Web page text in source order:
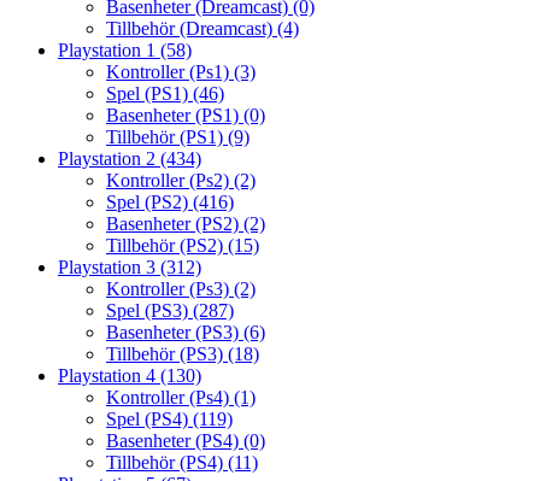
Basenheter (Dreamcast) (0)
Tillbehör (Dreamcast) (4)
Playstation 1 (58)
Kontroller (Ps1) (3)
Spel (PS1) (46)
Basenheter (PS1) (0)
Tillbehör (PS1) (9)
Playstation 2 (434)
Kontroller (Ps2) (2)
Spel (PS2) (416)
Basenheter (PS2) (2)
Tillbehör (PS2) (15)
Playstation 3 (312)
Kontroller (Ps3) (2)
Spel (PS3) (287)
Basenheter (PS3) (6)
Tillbehör (PS3) (18)
Playstation 4 (130)
Kontroller (Ps4) (1)
Spel (PS4) (119)
Basenheter (PS4) (0)
Tillbehör (PS4) (11)